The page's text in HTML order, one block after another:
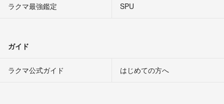
ラクマ最強鑑定
SPU
ガイド
ラクマ公式ガイド はじめての方へ